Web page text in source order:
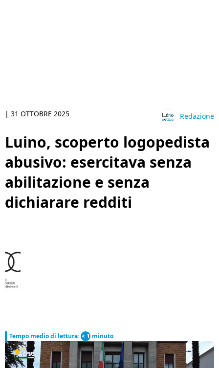
| 31 OTTOBRE 2025 Redazione
Luino, scoperto logopedista
abusivo: esercitava senza
abilitazione e senza
dichiarare redditi
Tempo medio di lettura: < 1 minuto
Video
Player